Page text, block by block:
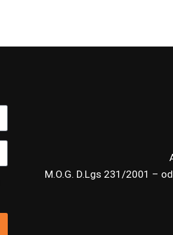
M.O.G. D.Lgs 231/2001 –